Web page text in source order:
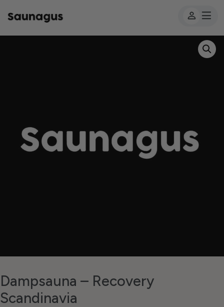
Recovery Scandinavia
Dampsauna – Recovery
Scandinavia